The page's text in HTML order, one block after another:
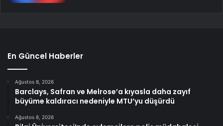
En Güncel Haberler
Ağustos 8, 2026
Barclays, Safran ve Melrose’a kıyasla daha zayıf
büyüme kaldıracı nedeniyle MTU’yu düşürdü
Ağustos 8, 2026